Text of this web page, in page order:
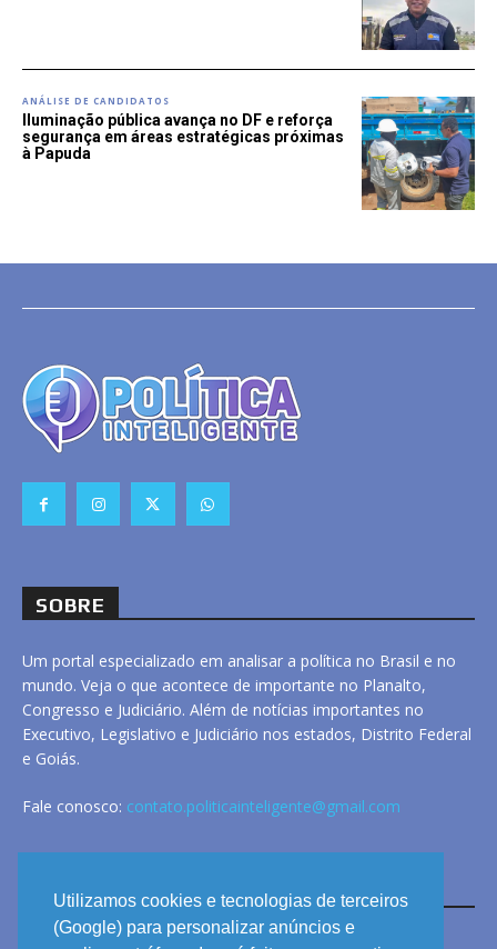
Utilizamos cookies e tecnologias de terceiros
(Google) para personalizar anúncios e
ANÁLISE DE CANDIDATOS
Iluminação pública avança no DF e reforça
segurança em áreas estratégicas próximas
à Papuda
SOBRE
Um portal especializado em analisar a política no Brasil e no
mundo. Veja o que acontece de importante no Planalto,
Congresso e Judiciário. Além de notícias importantes no
Executivo, Legislativo e Judiciário nos estados, Distrito Federal
e Goiás.
Fale conosco: contato.politicainteligente@gmail.com
LINKS